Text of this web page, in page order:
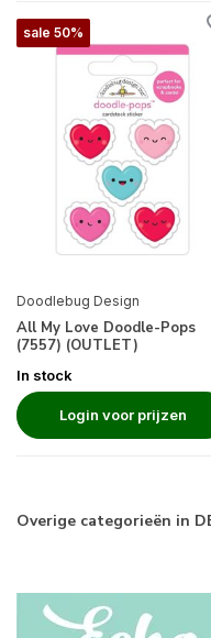
sale 50%
Doodlebug Design
All My Love Doodle-Pops
(7557) (OUTLET)
In stock
Login voor prijzen
Overige categorieën in